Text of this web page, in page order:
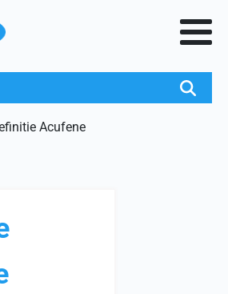
Acufene